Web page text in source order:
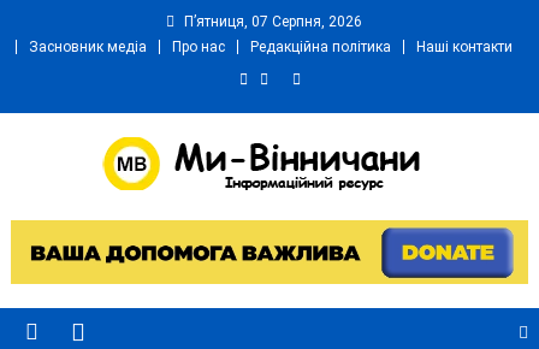
П’ятниця, 07 Серпня, 2026
Засновник медіа
Про нас Редакційна політика Наші контакти
Ми Вінничани